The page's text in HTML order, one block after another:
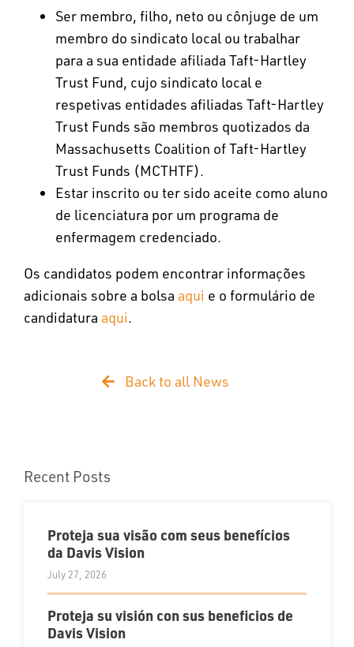
Ser membro, filho, neto ou cônjuge de um
membro do sindicato local ou trabalhar
para a sua entidade afiliada Taft-Hartley
Trust Fund, cujo sindicato local e
respetivas entidades afiliadas Taft-Hartley
Trust Funds são membros quotizados da
Massachusetts Coalition of Taft-Hartley
Trust Funds (MCTHTF).
Estar inscrito ou ter sido aceite como aluno
de licenciatura por um programa de
enfermagem credenciado.
Os candidatos podem encontrar informações
adicionais sobre a bolsa aqui e o formulário de
candidatura aqui.
Back to all News
Recent Posts
Proteja sua visão com seus benefícios
da Davis Vision
July 27, 2026
Proteja su visión con sus beneficios de
Davis Vision